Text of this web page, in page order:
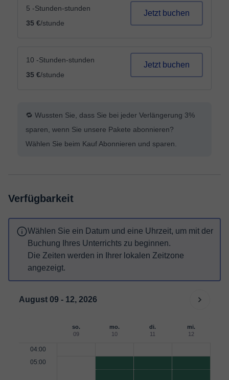
5 -Stunden-stunden
35 €/stunde
Jetzt buchen
10 -Stunden-stunden
35 €/stunde
Jetzt buchen
🔁 Wussten Sie, dass Sie bei jeder Verlängerung 3%
sparen, wenn Sie unsere Pakete abonnieren?
Wählen Sie beim Kauf Abonnieren und sparen.
Verfügbarkeit
Wählen Sie ein Datum und eine Uhrzeit, um mit der
Buchung Ihres Unterrichts zu beginnen.
Die Zeiten werden in Ihrer lokalen Zeitzone
angezeigt.
August 09 - 12, 2026
so.
09
mo.
10
di.
11
mi.
12
04:00
05:00